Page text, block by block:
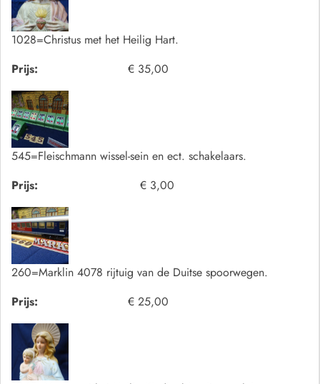
1028=Christus met het Heilig Hart.
Prijs:
€ 35,00
545=Fleischmann wissel-sein en ect. schakelaars.
Prijs:
€ 3,00
260=Marklin 4078 rijtuig van de Duitse spoorwegen.
Prijs:
€ 25,00